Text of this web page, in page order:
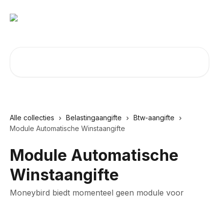
Alle collecties Belastingaangifte
Btw-aangifte
Module Automatische Winstaangifte
Module Automatische
Winstaangifte
Moneybird biedt momenteel geen module voor